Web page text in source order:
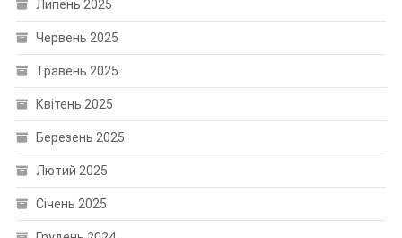
Липень 2025
Червень 2025
Травень 2025
Квітень 2025
Березень 2025
Лютий 2025
Січень 2025